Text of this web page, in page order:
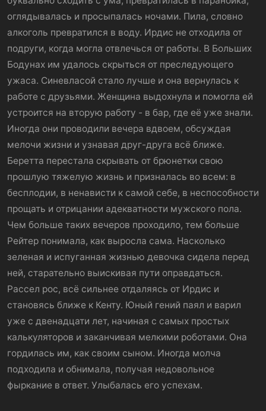
оглядывалась и просыпалась ночами. Пила, словно
алкоголь превратился в воду. Ирдис не отходила от
подруги, когда могла отвлечься от работы. В Больших
Бодунах им удалось скрыться от преследующего
ужаса. Синевласой стало лучше и она вернулась к
работе с друзьями. Женщина выдохнула и помогла ей
устроится на вторую работу - в бар, где её уже знали.
Иногда они проводили вечера вдвоем, обсуждая
мелочи жизни и узнавая друг-друга всё ближе.
Беретта перестала скрывать от брюнетки свою
прошлую тяжелую жизнь и призналась во всем: в
бесплодии, в ненависти к самой себе, в неспособности
прощать и отрицании адекватности мужского пола.
Чем больше таких вечеров проходило, тем больше
Рейтер понимала, как выросла сама. Насколько
зеленая и испуганная жизнью девочка сидела перед
ней, старательно выискивая пути оправдаться.
Рассел рос, всё сильнее отдаляясь от Ирдис и
становясь ближе к Кенту. Юный гений паял и варил
уже с двенадцати лет, начиная с самых простых
калькуляторов и заканчивая мелкими роботами. Она
гордилась им, как своим сыном. Иногда молча
подходила и обнимала, получая недовольное
фыркание в ответ. Улыбалась его успехам.